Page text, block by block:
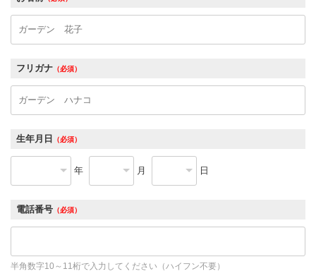
フリガナ （必須）
生年月日 （必須）
年 月 日
電話番号 （必須）
半角数字10～11桁で入力してください（ハイフン不要）